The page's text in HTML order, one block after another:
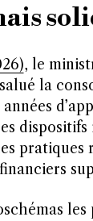
, le
la
pratiques